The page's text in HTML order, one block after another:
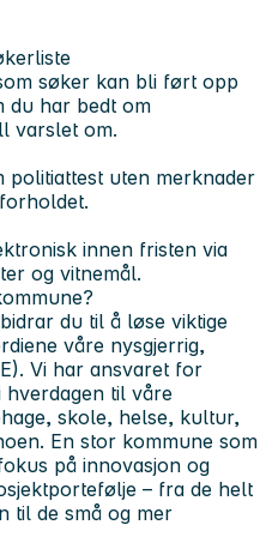
søker kan bli ført opp
du har bedt om
varslet om.
politiattest uten merknader
innen fristen via
og vitnemål.
du til å løse viktige
våre nysgjerrig,
Vi har ansvaret for
hverdagen til våre
skole, helse, kultur,
En stor kommune som
på innovasjon og
– fra de helt
til de små og mer